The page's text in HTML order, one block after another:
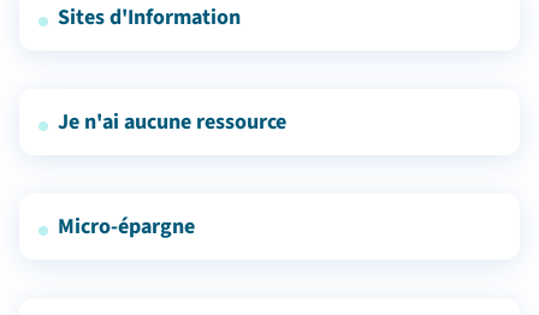
Sites d'Information
Je n'ai aucune ressource
Micro-épargne